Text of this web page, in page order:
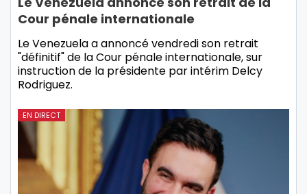
Cour pénale internationale
Le Venezuela a annoncé vendredi son retrait
"définitif" de la Cour pénale internationale, sur
instruction de la présidente par intérim Delcy
Rodriguez.
EN DIRECT